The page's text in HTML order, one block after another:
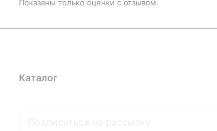
Показаны только оценки с отзывом.
Каталог